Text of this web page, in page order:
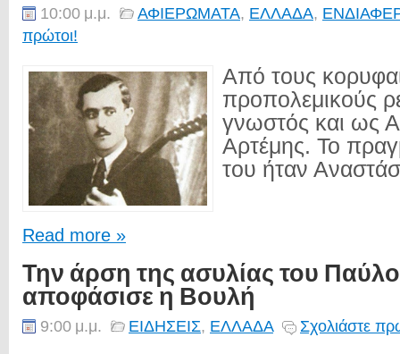
10:00 μ.μ. ΑΦΙΕΡΩΜΑΤΑ, ΕΛΛΑΔΑ,
πρώτοι!
Από τους
προπολεμικούς
γνωστός και ως
Αρτέμης. Το
του ήταν
Read more »
Την άρση της ασυλίας του
αποφάσισε η Βουλή
9:00 μ.μ. ΕΙΔΗΣΕΙΣ, ΕΛΛΑΔΑ Σχολιάστε